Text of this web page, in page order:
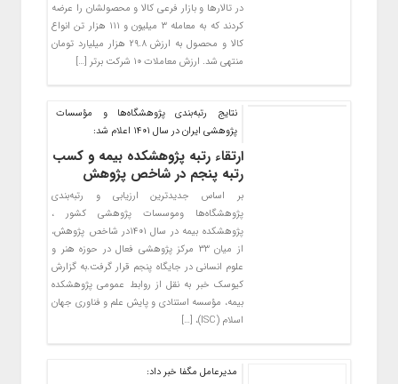
در تالارها و بازار فرعی کالا و محصولشان را عرضه
کردند که به معامله ۳ میلیون و ۱۱۱ هزار تن انواع
کالا و محصول به ارزش ۲۹.۸ هزار میلیارد تومان
منتهی شد. ارزش معاملات ۱۰ شرکت برتر […]
نتایج رتبه‌بندی پژوهشگاه‌ها و مؤسسات
پژوهشی ایران در سال 1401 اعلام شد:
ارتقاء رتبه پژوهشکده بیمه و کسب
رتبه پنجم در شاخص پژوهش
بر اساس جدیدترین ارزیابی و رتبه‌بندی
پژوهشگاه‌ها وموسسات پژوهشی کشور ،
پژوهشکده بیمه در سال ۱۴۰۱در شاخص پژوهش،
از میان ۳۳ مرکز پژوهشی فعال در حوزه هنر و
علوم انسانی در جایگاه پنجم قرار گرفت.به گزارش
کیوسک خبر به نقل از روابط عمومی پژوهشکده
بیمه، مؤسسه استنادی و پایش علم و فناوری جهان
اسلام (ISC)، […]
مدیرعامل مگفا خبر داد: